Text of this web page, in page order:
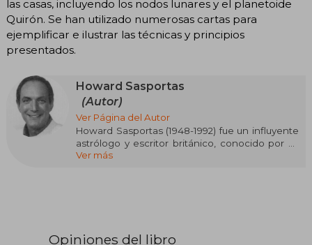
las casas, incluyendo los nodos lunares y el planetoide
Quirón. Se han utilizado numerosas cartas para
ejemplificar e ilustrar las técnicas y principios
presentados.
Howard Sasportas
(Autor)
Ver Página del Autor
Howard Sasportas (1948-1992) fue un influyente
astrólogo y escritor británico, conocido por su
enfoque profundo y psicológico en la astrología.
Ver más
Opiniones del libro